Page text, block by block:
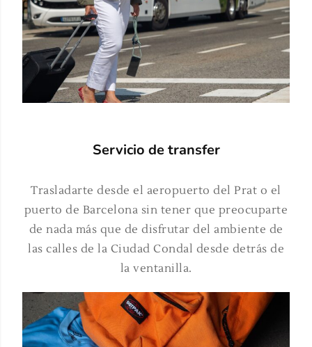
Servicio de transfer
Trasladarte desde el aeropuerto del Prat o el
puerto de Barcelona sin tener que preocuparte
de nada más que de disfrutar del ambiente de
las calles de la Ciudad Condal desde detrás de
la ventanilla.